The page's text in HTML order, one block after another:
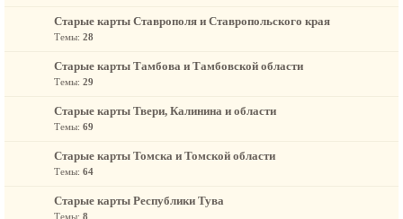
Старые карты Ставрополя и Ставропольского края
Темы: 28
Старые карты Тамбова и Тамбовской области
Темы: 29
Старые карты Твери, Калинина и области
Темы: 69
Старые карты Томска и Томской области
Темы: 64
Старые карты Республики Тува
Темы: 8